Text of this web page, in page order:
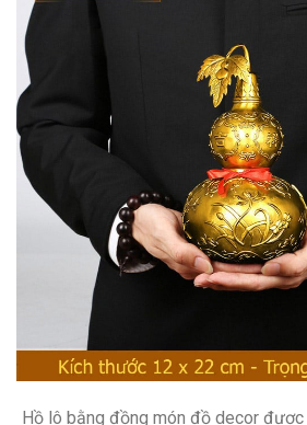
Hồ lô bằng đồng món đồ decor được